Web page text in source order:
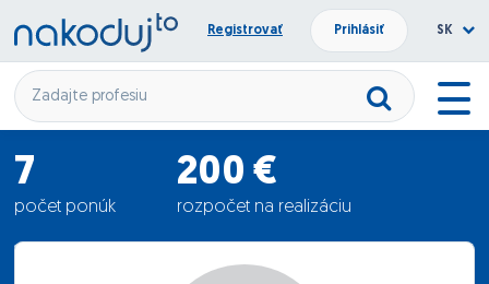
Registrovať Prihlásiť SK
7
počet ponúk
200 €
rozpočet na realizáciu
114.71 €